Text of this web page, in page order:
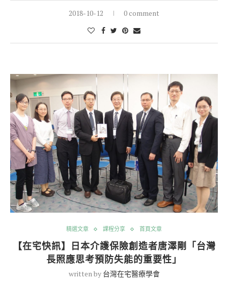
2018-10-12 0 comment
精選文章 課程分享 首頁文章
【在宅快訊】日本介護保險創造者唐澤剛「台灣
長照應思考預防失能的重要性」
written by 台灣在宅醫療學會